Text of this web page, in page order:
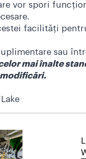
vor spori
facilități
sau
mai înalte